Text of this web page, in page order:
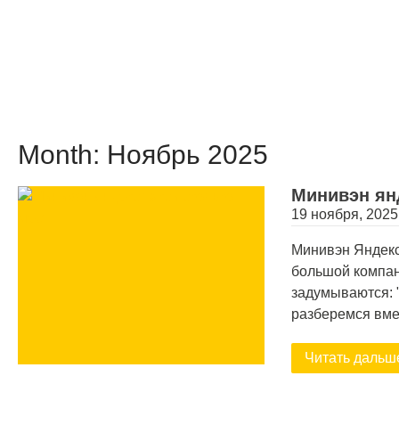
Month: Ноябрь 2025
Минивэн
19 ноября, 2025
Минивэн
большой
задумываются:
разберемся
Читать